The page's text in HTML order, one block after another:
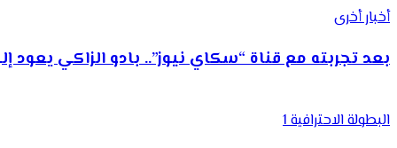
أخبار أخرى
بعد تجربته مع قناة “سكاي نيوز”.. بادو الزاكي
البطولة الاحترافية 1